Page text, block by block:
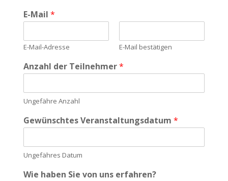
E-Mail *
E-Mail-Adresse E-Mail bestätigen
Anzahl der Teilnehmer*
Ungefähre Anzahl
Gewünschtes Veranstaltungsdatum *
Ungefähres Datum
Wie haben Sie von uns erfahren?